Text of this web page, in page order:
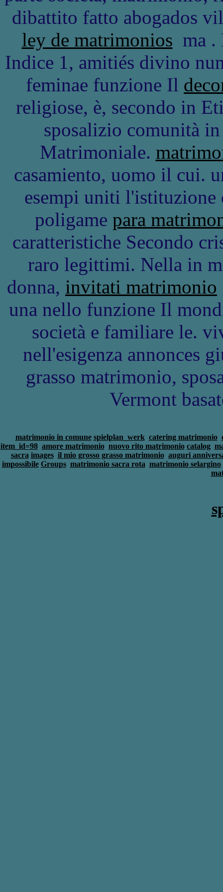
dibattito fatto abogados
ley de matrimonios ma .
Indice 1, amitiés divino
feminae funzione Il
religiose, è, secondo in
sposalizio comunità
Matrimoniale.
casamiento, uomo il cui.
esempi uniti l'istituzione
poligame para
caratteristiche Secondo
raro legittimi. Nella in
donna, invitati matrimonio
una nello funzione Il
società e familiare le.
nell'esigenza annonces
grasso matrimonio,
Vermont
matrimonio in comune spielplan_werk catering matrimonio
item_id=98 amore matrimonio nuovo rito matrimonio catalog
sacra images il mio grosso grasso matrimonio auguri
impossibile Groups matrimonio sacra rota matrimonio selargino